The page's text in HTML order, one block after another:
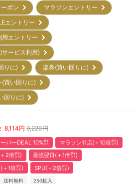
ポン
マラソンエントリー
エントリー
用エントリー
サービス利用)
りに)
楽券(買い回りに)
(買い回りに)
回りに)
8,114円 9,220円
パーDEAL 10%㌽
マラソン11店(＋10倍㌽)
2倍㌽)
最強翌日(＋1倍㌽)
＋1倍㌽)
SPU(＋2倍㌽)
送料無料 250枚入